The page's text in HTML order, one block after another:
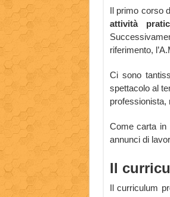
Il primo corso
attività
riferimento,
Ci sono
spettacolo al
professionista,
Come carta in
annunci di
Il
Il curriculum